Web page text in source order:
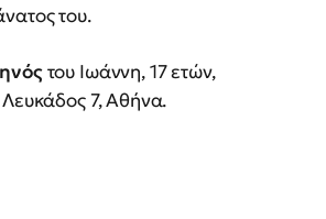
του.
του Ιωάννη, 17 ετών,
Λευκάδος 7, Αθήνα.